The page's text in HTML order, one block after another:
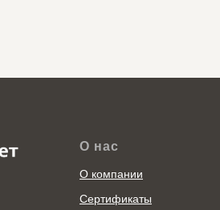
О нас
О компании
Сертификаты